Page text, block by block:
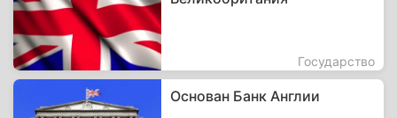
Государство
Основан Банк Англии